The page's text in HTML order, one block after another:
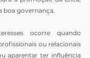
boa governança.
ocorre quando
ou relacionais
aparentar ter influência